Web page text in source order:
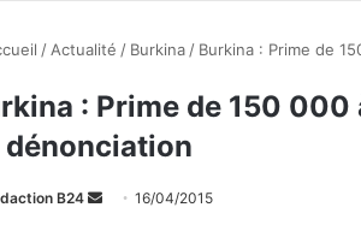
/ Actualité / Burkina / Burkina : Prime de
: Prime de 150
dénonciation
B24 16/04/2015